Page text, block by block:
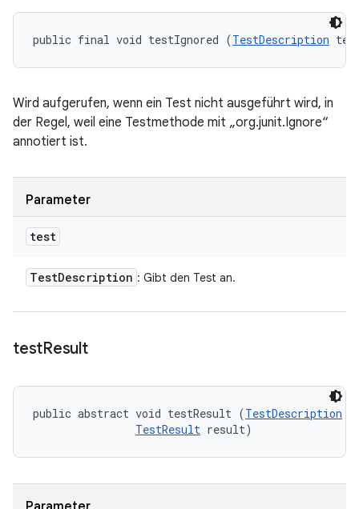
public final void testIgnored (TestDescription
Wird aufgerufen, wenn ein Test nicht ausgeführt wird, in
der Regel, weil eine Testmethode mit „org.junit.Ignore“
annotiert ist.
Parameter
test
TestDescription : Gibt den Test an.
testResult
public abstract void testResult (TestDescription
TestResult result)